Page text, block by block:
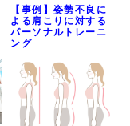
【事例】姿勢不良に
よる肩こりに対する
パーソナルトレーニ
ング